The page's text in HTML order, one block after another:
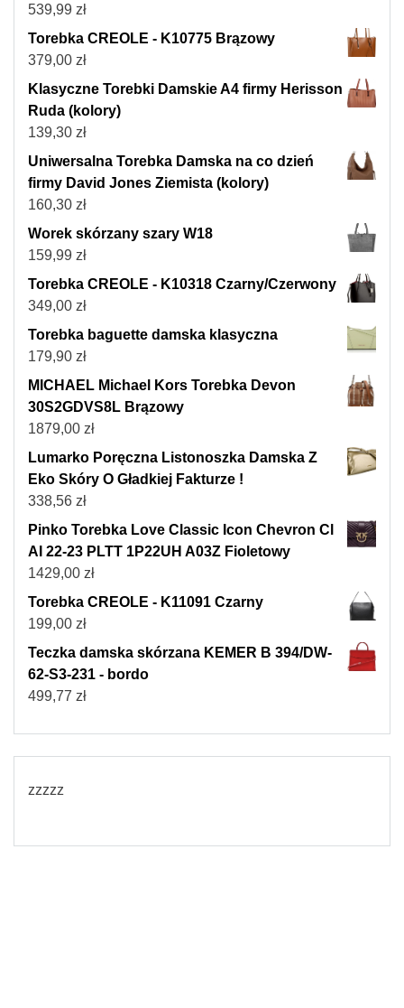
539,99 zł
Torebka CREOLE - K10775 Brązowy
379,00 zł
Klasyczne Torebki Damskie A4 firmy Herisson
Ruda (kolory)
139,30 zł
Uniwersalna Torebka Damska na co dzień
firmy David Jones Ziemista (kolory)
160,30 zł
Worek skórzany szary W18
159,99 zł
Torebka CREOLE - K10318 Czarny/Czerwony
349,00 zł
Torebka baguette damska klasyczna
179,90 zł
MICHAEL Michael Kors Torebka Devon
30S2GDVS8L Brązowy
1879,00 zł
Lumarko Poręczna Listonoszka Damska Z
Eko Skóry O Gładkiej Fakturze !
338,56 zł
Pinko Torebka Love Classic Icon Chevron Cl
AI 22-23 PLTT 1P22UH A03Z Fioletowy
1429,00 zł
Torebka CREOLE - K11091 Czarny
199,00 zł
Teczka damska skórzana KEMER B 394/DW-
62-S3-231 - bordo
499,77 zł
zzzzz